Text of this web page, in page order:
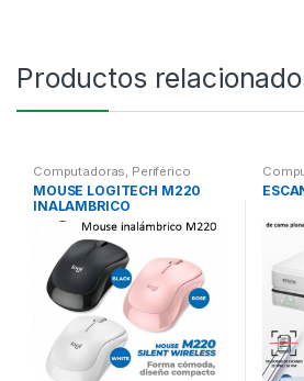
Productos
Computadoras Periférico
MOUSE LOGITECH M220
INALAMBRICO